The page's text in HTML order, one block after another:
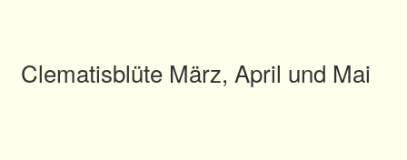
Clematisblüte März, April und Mai